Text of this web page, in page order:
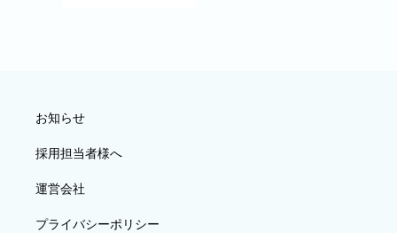
お知らせ
採用担当者様へ
運営会社
プライバシーポリシー